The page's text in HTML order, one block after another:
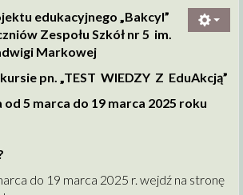
edukacyjnego „Bakcyl”
Zespołu Szkół nr 5 im.
Markowej
pn. „TEST WIEDZY Z EduAkcją”
5 marca do 19 marca 2025 roku
do 19 marca 2025 r. wejdź na stronę